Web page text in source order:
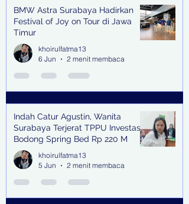
BMW Astra Surabaya Hadirkan
Festival of Joy on Tour di Jawa
Timur
khoirulfatma13
6 Jun
2 menit membaca
Indah Catur Agustin, Wanita
Surabaya Terjerat TPPU Investasi
Bodong Spring Bed Rp 220 M
khoirulfatma13
5 Jun
2 menit membaca